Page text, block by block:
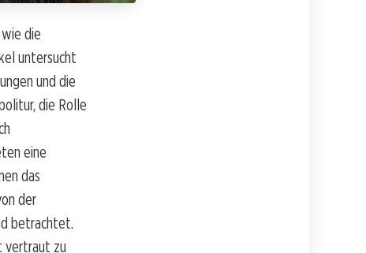
die
untersucht
und die
die Rolle
eine
das
der
betrachtet.
vertraut zu